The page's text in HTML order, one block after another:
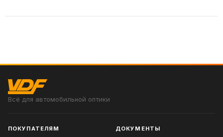
Всё для автомобильной оптики
ПОКУПАТЕЛЯМ ДОКУМЕНТЫ